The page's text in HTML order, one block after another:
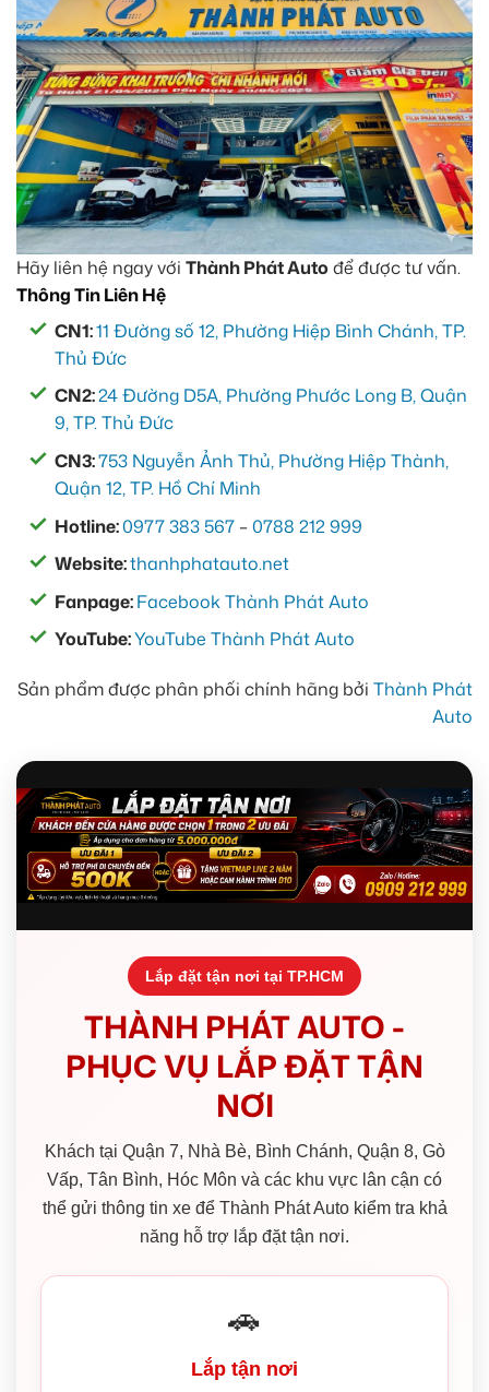
Hãy liên hệ ngay với Thành Phát Auto để được tư vấn.
Thông Tin Liên Hệ
CN1:11 Đường số 12, Phường Hiệp Bình Chánh, TP.
Thủ Đức
CN2:24 Đường D5A, Phường Phước Long B, Quận
9, TP. Thủ Đức
CN3:753 Nguyễn Ảnh Thủ, Phường Hiệp Thành,
Quận 12, TP. Hồ Chí Minh
Hotline:0977 383 567 –0788 212 999
Website:thanhphatauto.net
Fanpage:Facebook Thành Phát Auto
YouTube:YouTube Thành Phát Auto
Sản phẩm được phân phối chính hãng bởi Thành Phát
Auto
Lắp đặt tận nơi tại TP.HCM
THÀNH PHÁT AUTO -
PHỤC VỤ LẮP ĐẶT TẬN
NƠI
Khách tại Quận 7, Nhà Bè, Bình Chánh, Quận 8, Gò
Vấp, Tân Bình, Hóc Môn và các khu vực lân cận có
thể gửi thông tin xe để Thành Phát Auto kiểm tra khả
năng hỗ trợ lắp đặt tận nơi.
🚗
Lắp tận nơi